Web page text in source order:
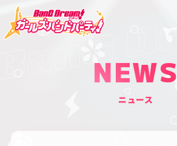
NEWS
ニュース